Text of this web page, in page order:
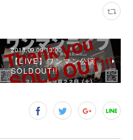
2018.09.09 13:00
【LIVE】ワンマン公演
SOLDOUT!!